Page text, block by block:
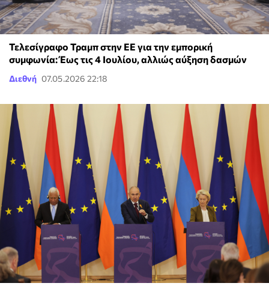
Τελεσίγραφο Τραμπ στην ΕΕ για την εμπορική
συμφωνία: Έως τις 4 Ιουλίου, αλλιώς αύξηση δασμών
Διεθνή 07.05.2026 22:18